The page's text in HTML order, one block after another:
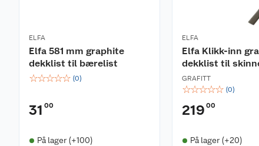
ELFA
Elfa 581 mm graphite
dekklist til bærelist
☆☆☆☆☆ (0)
31 00
På lager (+100)
ELFA
Elfa Klikk-inn
dekklist til
GRAFITT
☆☆☆☆☆ (0)
219 00
På lager (+20)